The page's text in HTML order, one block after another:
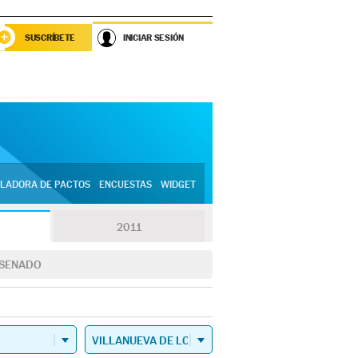
SUSCRÍBETE INICIAR SESIÓN
DE PACTOS ENCUESTAS WIDGET
2011